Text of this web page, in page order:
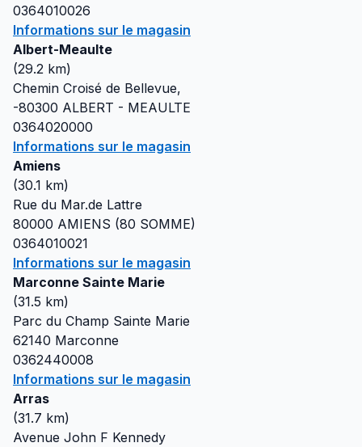
0364010026
Informations sur le magasin
Albert-Meaulte
(29.2 km)
Chemin Croisé de Bellevue,
-80300 ALBERT - MEAULTE
0364020000
Informations sur le magasin
Amiens
(30.1 km)
Rue du Mar.de Lattre
80000 AMIENS (80 SOMME)
0364010021
Informations sur le magasin
Marconne Sainte Marie
(31.5 km)
Parc du Champ Sainte Marie
62140 Marconne
0362440008
Informations sur le magasin
Arras
(31.7 km)
Avenue John F Kennedy